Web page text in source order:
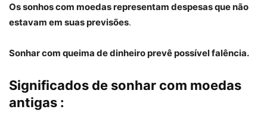
Os sonhos com moedas representam despesas que não
estavam em suas previsões.
Sonhar com queima de dinheiro prevê possível falência.
Significados de sonhar com moedas
antigas :